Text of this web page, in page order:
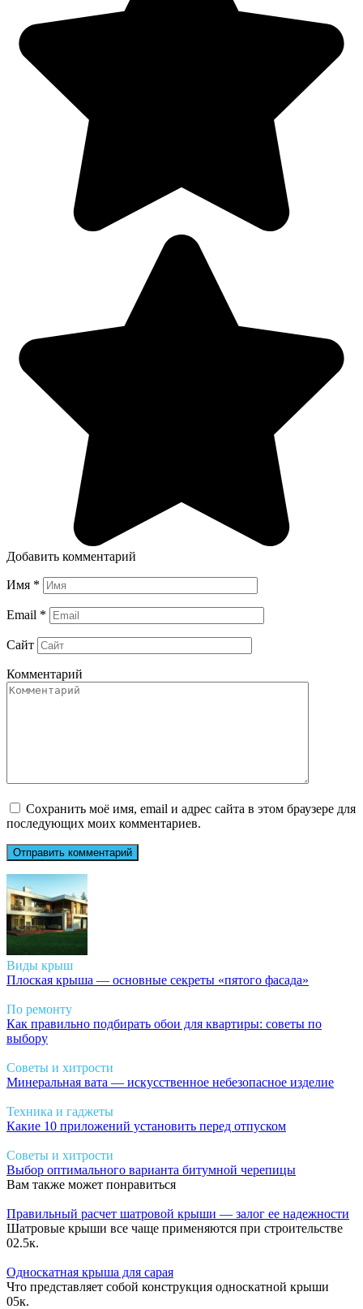
Добавить комментарий
Имя *
Email *
Сайт
Комментарий
Сохранить моё имя, email и адрес сайта в этом браузере для
последующих моих комментариев.
Виды крыш
Плоская крыша — основные секреты «пятого фасада»
По ремонту
Как правильно подбирать обои для квартиры: советы по
выбору
Советы и хитрости
Минеральная вата — искусственное небезопасное изделие
Техника и гаджеты
Какие 10 приложений установить перед отпуском
Советы и хитрости
Выбор оптимального варианта битумной черепицы
Вам также может понравиться
Правильный расчет шатровой крыши — залог ее надежности
Шатровые крыши все чаще применяются при строительстве
02.5к.
Односкатная крыша для сарая
Что представляет собой конструкция односкатной крыши
05к.